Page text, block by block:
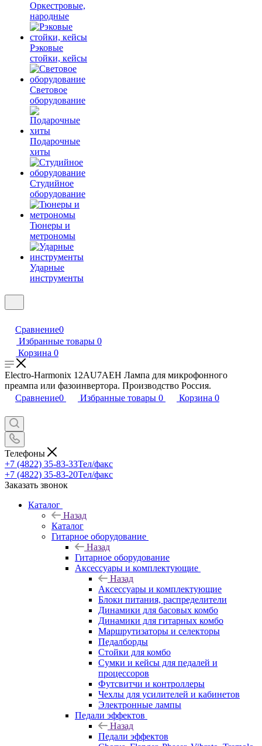
Оркестровые,
народные
Рэковые
стойки, кейсы
Световое
оборудование
Подарочные
хиты
Студийное
оборудование
Тюнеры и
метрономы
Ударные
инструменты
Сравнение0
Избранные товары 0
Корзина 0
Electro-Harmonix 12AU7AEH Лампа для микрофонного
преампа или фазоинвертора. Производство Россия.
Сравнение0 Избранные товары 0 Корзина 0
Телефоны
+7 (4822) 35-83-33Тел/факс
+7 (4822) 35-83-20Тел/факс
Заказать звонок
Каталог
Назад
Каталог
Гитарное оборудование
Назад
Гитарное оборудование
Аксессуары и комплектующие
Назад
Аксессуары и комплектующие
Блоки питания, распределители
Динамики для басовых комбо
Динамики для гитарных комбо
Маршрутизаторы и селекторы
Педалборды
Стойки для комбо
Сумки и кейсы для педалей и
процессоров
Футсвитчи и контроллеры
Чехлы для усилителей и кабинетов
Электронные лампы
Педали эффектов
Назад
Педали эффектов